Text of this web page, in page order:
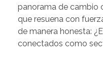
panorama de cambio
que resuena con
de manera honesta:
conectados como